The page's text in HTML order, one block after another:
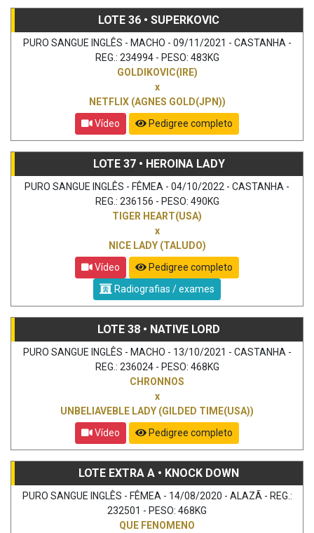
LOTE 36 • SUPERKOVIC
PURO SANGUE INGLÊS - MACHO - 09/11/2021 - CASTANHA -
REG.: 234994 - PESO: 483KG
GOLDIKOVIC(IRE)
x
NETFLIX (AGNES GOLD(JPN))
Vídeo
Pedigree completo
LOTE 37 • HEROINA LADY
PURO SANGUE INGLÊS - FÊMEA - 04/10/2022 - CASTANHA -
REG.: 236156 - PESO: 490KG
TIGER HEART(USA)
x
NICE LADY (TALUDO)
Vídeo
Pedigree completo
Radiografias / exames
LOTE 38 • NATIVE LORD
PURO SANGUE INGLÊS - MACHO - 13/10/2021 - CASTANHA -
REG.: 236024 - PESO: 468KG
CHRONNOS
x
UNBELIAVEBLE LADY (GILDED TIME(USA))
Vídeo
Pedigree completo
LOTE EXTRA A • KNOCK DOWN
PURO SANGUE INGLÊS - FÊMEA - 14/08/2020 - ALAZÃ - REG.:
232501 - PESO: 468KG
QUE FENOMENO